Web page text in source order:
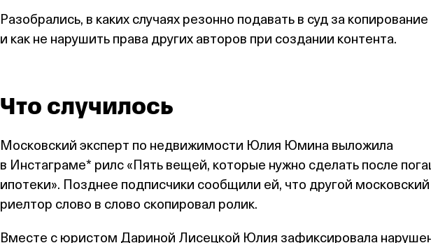
Разобрались, в каких случаях резонно подавать в суд за
и как не нарушить права других авторов при создании контента.
Что случилось
Московский эксперт по недвижимости Юлия Юмина выложила
в Инстаграме* рилс «Пять вещей, которые нужно сделать после
ипотеки». Позднее подписчики сообщили ей, что другой московский
риелтор слово в слово скопировал ролик.
Вместе с юристом Дариной Лисецкой Юлия зафиксировала